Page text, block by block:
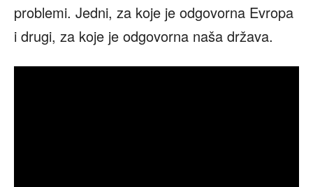
problemi. Jedni, za koje je odgovorna Evropa
i drugi, za koje je odgovorna naša država.